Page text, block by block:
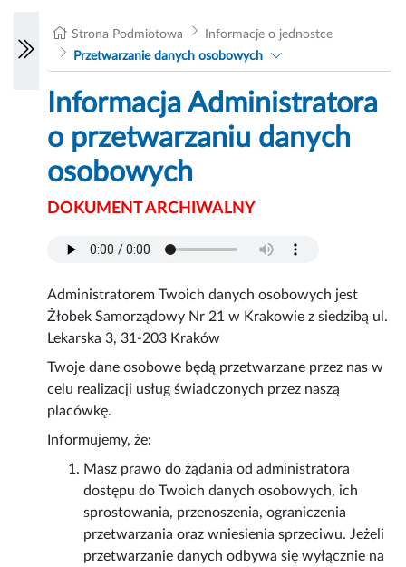
Strona Podmiotowa
Informacje o jednostce
Przetwarzanie danych osobowych
Informacja Administratora
o przetwarzaniu danych
osobowych
DOKUMENT ARCHIWALNY
Administratorem Twoich danych osobowych jest
Żłobek Samorządowy Nr 21 w Krakowie z siedzibą ul.
Lekarska 3, 31-203 Kraków
Twoje dane osobowe będą przetwarzane przez nas w
celu realizacji usług świadczonych przez naszą
placówkę.
Informujemy, że:
Masz prawo do żądania od administratora
dostępu do Twoich danych osobowych, ich
sprostowania, przenoszenia, ograniczenia
przetwarzania oraz wniesienia sprzeciwu. Jeżeli
przetwarzanie danych odbywa się wyłącznie na